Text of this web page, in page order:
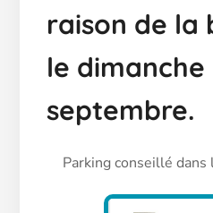
raison de la
le dimanche
septembre.
Parking conseillé dans